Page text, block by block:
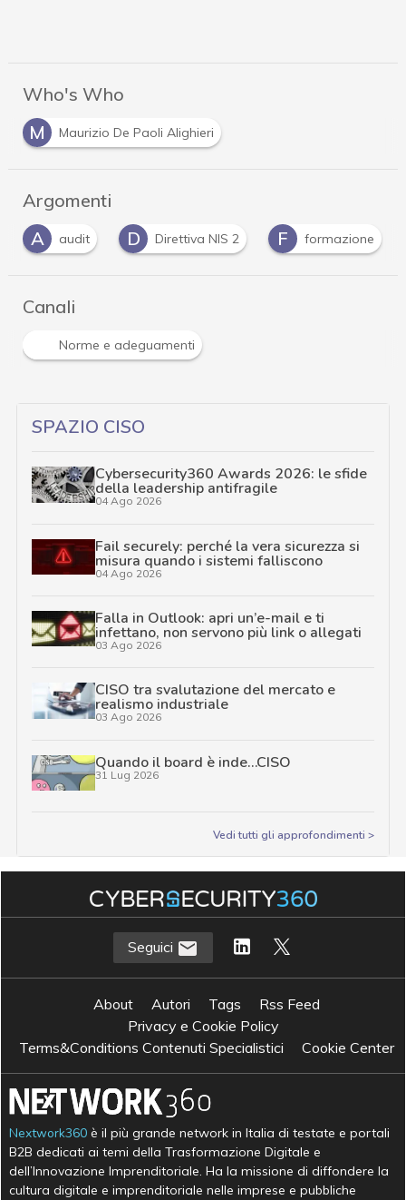
Who's Who
M
Maurizio De Paoli Alighieri
Argomenti
A
audit D Direttiva NIS 2 F formazione
Canali
Norme e adeguamenti
SPAZIO CISO
Cybersecurity360 Awards 2026: le sfide
della leadership antifragile
04 Ago 2026
Fail securely: perché la vera sicurezza si
misura quando i sistemi falliscono
04 Ago 2026
Falla in Outlook: apri un’e-mail e ti
infettano, non servono più link o allegati
03 Ago 2026
CISO tra svalutazione del mercato e
realismo industriale
03 Ago 2026
Quando il board è inde…CISO
31 Lug 2026
Vedi tutti gli approfondimenti >
Seguici
About Autori Tags
Rss Feed
Privacy e Cookie Policy
Terms&Conditions Contenuti Specialistici
Cookie Center
Nextwork360 è il più grande network in Italia di testate e portali
B2B dedicati ai temi della Trasformazione Digitale e
dell’Innovazione Imprenditoriale. Ha la missione di diffondere la
cultura digitale e imprenditoriale nelle imprese e pubbliche